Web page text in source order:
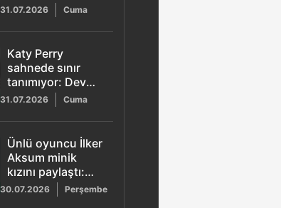
31.07.2026 Cuma
Katy Perry
sahnede sınır
tanımıyor: Dev
şişe konseptiyle
hayranlarını
büyüledi
31.07.2026 Cuma
Ünlü oyuncu İlker
Aksum minik
kızını paylaştı:
Sempatik halleri
beğeni topladı
30.07.2026 Perşembe